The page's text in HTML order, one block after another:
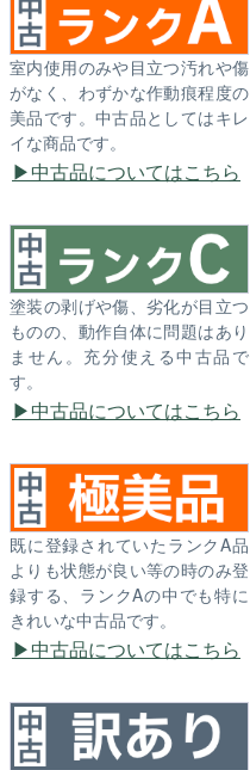
室内使用のみや目立つ汚れや傷
がなく、わずかな作動痕程度の
美品です。中古品としてはキレ
イな商品です。
中古品についてはこちら
塗装の剥げや傷、劣化が目立つ
ものの、動作自体に問題はあり
ません。充分使える中古品で
す。
中古品についてはこちら
既に登録されていたランクA品
よりも状態が良い等の時のみ登
録する、ランクAの中でも特に
きれいな中古品です。
中古品についてはこちら